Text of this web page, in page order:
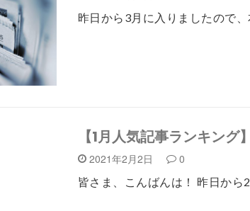
昨日から3月に入りましたので
【1月人気記事ランキング
2021年2月2日 0
皆さま、こんばんは！ 昨日か